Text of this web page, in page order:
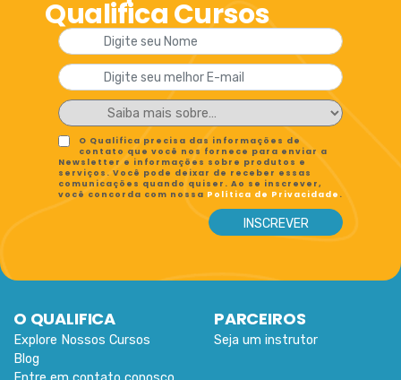
Qualifica Cursos
O Qualifica precisa das informações de
contato que você nos fornece para enviar a
Newsletter e informações sobre produtos e
serviços. Você pode deixar de receber essas
comunicações quando quiser. Ao se inscrever,
você concorda com nossa Política de Privacidade .
O QUALIFICA
Explore Nossos Cursos
Blog
PARCEIROS
Seja um instrutor